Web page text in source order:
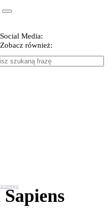
Social Media:
Zobacz również: